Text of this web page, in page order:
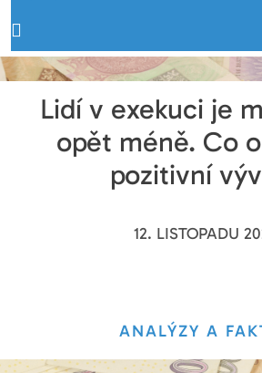
Lidí v exekuci je
opět méně. Co
pozitivní
12. LISTOPADU
ANALÝZY A